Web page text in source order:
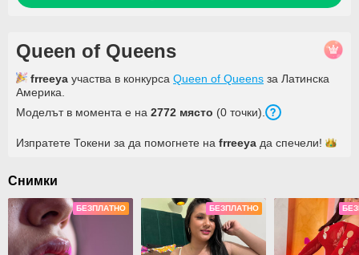
Queen of Queens
frreeya участва в конкурса Queen of Queens за Латинска
Америка.
Моделът в момента е на 2772 място (0 точки).
Изпратете Токени за да помогнете на frreeya да спечели!
Снимки
БЕЗПЛАТНО БЕЗПЛАТНО